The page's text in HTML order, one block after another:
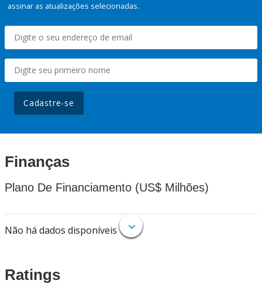
assinar as atualizações selecionadas.
Cadastre-se
Finanças
Plano De Financiamento (US$ Milhões)
Não há dados disponíveis
Ratings